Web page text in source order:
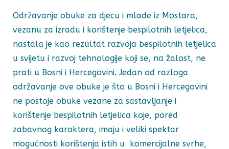
Održavanje obuke za djecu i mlade iz Mostara,
vezanu za izradu i korištenje bespilotnih letjelica,
nastala je kao rezultat razvoja bespilotnih letjelica
u svijetu i razvoj tehnologije koji se, na žalost, ne
prati u Bosni i Hercegovini. Jedan od razloga
održavanje ove obuke je što u Bosni i Hercegovini
ne postoje obuke vezane za sastavljanje i
korištenje bespilotnih letjelica koje, pored
zabavnog karaktera, imaju i veliki spektar
mogućnosti korištenja istih u komercijalne svrhe,